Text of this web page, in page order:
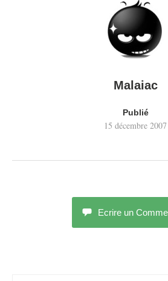
Malaiac
Publié
15 décembre 2007
Ecrire un